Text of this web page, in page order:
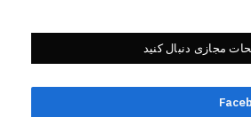
مجازی دنبال کنید